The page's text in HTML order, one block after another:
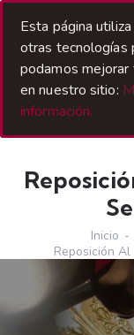
Inicio
Reposición
Esta página
otras tecnologías
podamos mejorar
en nuestro sitio:
información.